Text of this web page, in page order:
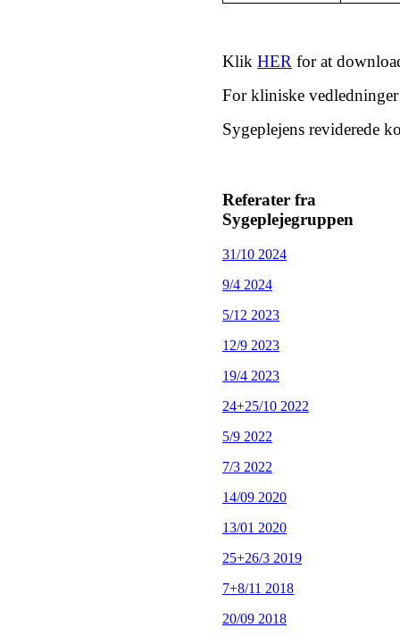
Klik HER for at
For kliniske
Sygeplejens reviderede
Referater fra
Sygeplejegruppen
31/10 2024
9/4 2024
5/12 2023
12/9 2023
19/4 2023
24+25/10 2022
5/9 2022
7/3 2022
14/09 2020
13/01 2020
25+26/3 2019
7+8/11 2018
20/09 2018